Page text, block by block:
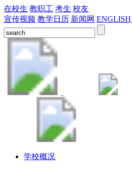
在校生 教职工 考生 校友
宣传视频 教学日历 新闻网 ENGLISH
学校概况